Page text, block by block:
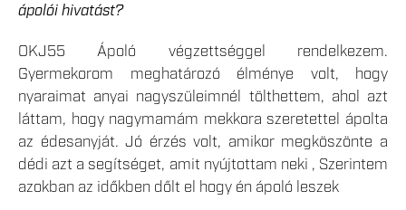
ápolói hivatást?
OKJ55 Ápoló végzettséggel rendelkezem.
Gyermekorom meghatározó élménye volt, hogy
nyaraimat anyai nagyszüleimnél tölthettem, ahol azt
láttam, hogy nagymamám mekkora szeretettel ápolta
az édesanyját. Jó érzés volt, amikor megköszönte a
dédi azt a segítséget, amit nyújtottam neki , Szerintem
azokban az időkben dőlt el hogy én ápoló leszek